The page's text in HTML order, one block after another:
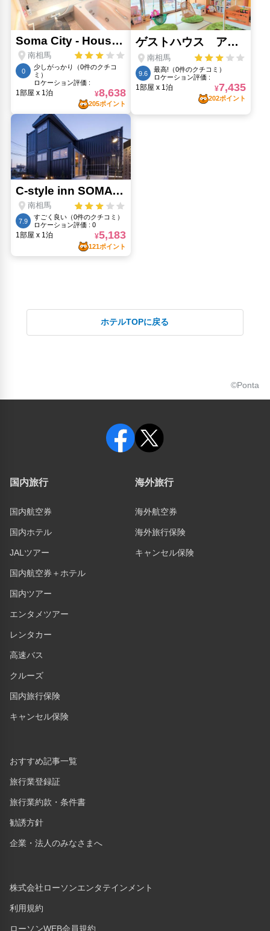
ホテルTOPに戻る
©Ponta
国内旅行
国内航空券
国内ホテル
JALツアー
国内航空券＋ホテル
国内ツアー
エンタメツアー
レンタカー
高速バス
クルーズ
国内旅行保険
キャンセル保険
海外旅行
海外航空券
海外旅行保険
キャンセル保険
おすすめ記事一覧
旅行業登録証
旅行業約款・条件書
勧誘方針
企業・法人のみなさまへ
株式会社ローソンエンタテインメント
利用規約
ローソンWEB会員規約